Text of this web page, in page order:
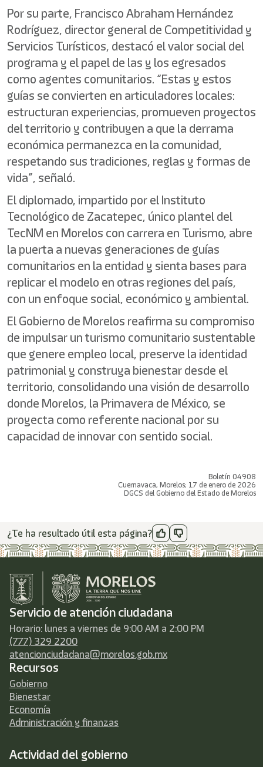
Por su parte, Francisco Abraham Hernández
Rodríguez, director general de Competitividad y
Servicios Turísticos, destacó el valor social del
programa y el papel de las y los egresados
como agentes comunitarios. “Estas y estos
guías se convierten en articuladores locales:
estructuran experiencias, promueven proyectos
del territorio y contribuyen a que la derrama
económica permanezca en la comunidad,
respetando sus tradiciones, reglas y formas de
vida”, señaló.
El diplomado, impartido por el Instituto
Tecnológico de Zacatepec, único plantel del
TecNM en Morelos con carrera en Turismo, abre
la puerta a nuevas generaciones de guías
comunitarios en la entidad y sienta bases para
replicar el modelo en otras regiones del país,
con un enfoque social, económico y ambiental.
El Gobierno de Morelos reafirma su compromiso
de impulsar un turismo comunitario sustentable
que genere empleo local, preserve la identidad
patrimonial y construya bienestar desde el
territorio, consolidando una visión de desarrollo
donde Morelos, la Primavera de México, se
proyecta como referente nacional por su
capacidad de innovar con sentido social.
Boletín 04908
Cuernavaca, Morelos; 17 de enero de 2026
DGCS del Gobierno del Estado de Morelos
¿Te ha resultado útil esta página?
Servicio de atención ciudadana
Horario: lunes a viernes de 9:00 AM a 2:00 PM
(777) 329 2200
atencionciudadana@morelos.gob.mx
Recursos
Gobierno
Bienestar
Economía
Administración y finanzas
Actividad del gobierno